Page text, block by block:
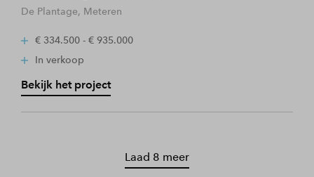
De Plantage, Meteren
€ 334.500 - € 935.000
In verkoop
Bekijk het project
Laad 8 meer